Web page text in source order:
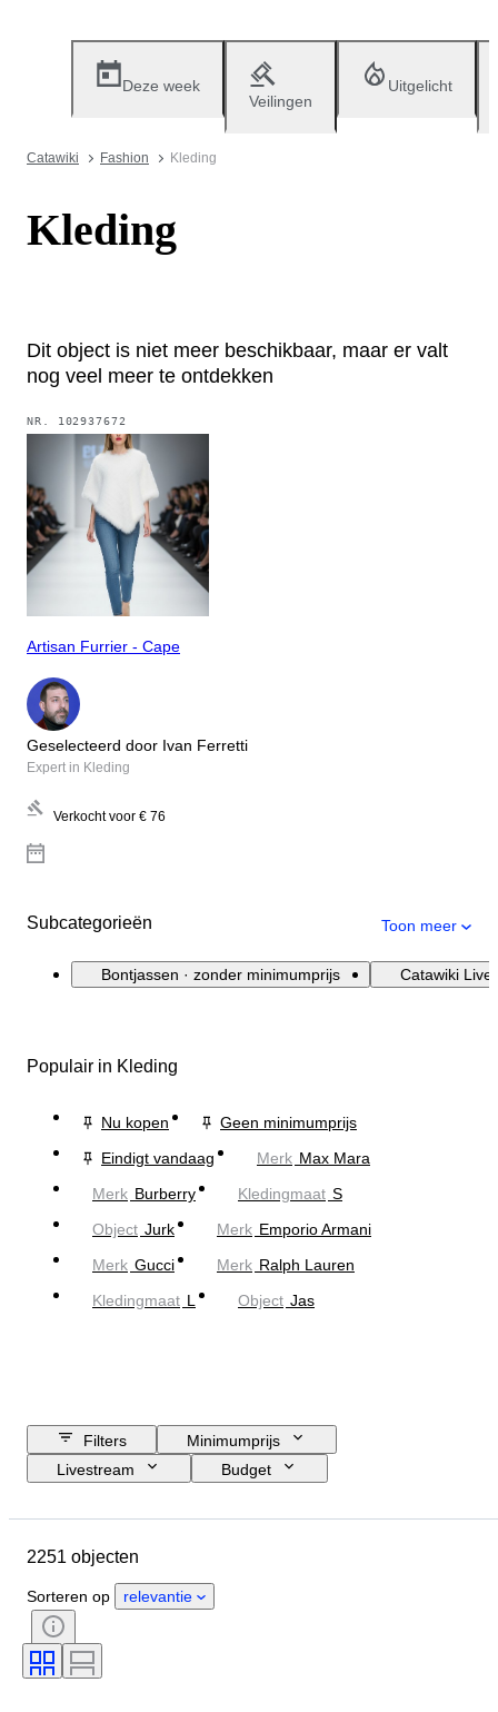
Deze week
Veilingen
Uitgelicht
Catawiki Fashion Kleding
Kleding
Dit object is niet meer beschikbaar, maar er valt
nog veel meer te ontdekken
NR. 102937672
Artisan Furrier - Cape
Geselecteerd door Ivan Ferretti
Expert in Kleding
Verkocht voor € 76
Subcategorieën Toon meer
Bontjassen · zonder minimumprijs Catawiki Live
Populair in Kleding
Nu kopen
Geen minimumprijs
Eindigt vandaag
Merk Max Mara
Merk Burberry Kledingmaat S
Object Jurk Merk Emporio Armani
Merk Gucci Merk Ralph Lauren
Kledingmaat L Object Jas
Filters
Minimumprijs
Livestream
Budget
Land van herkomst
Geslacht
Conditie
Stijl
Kleur
Maat op het artikel
Patroon
2251 objecten
Sorteren op relevantie